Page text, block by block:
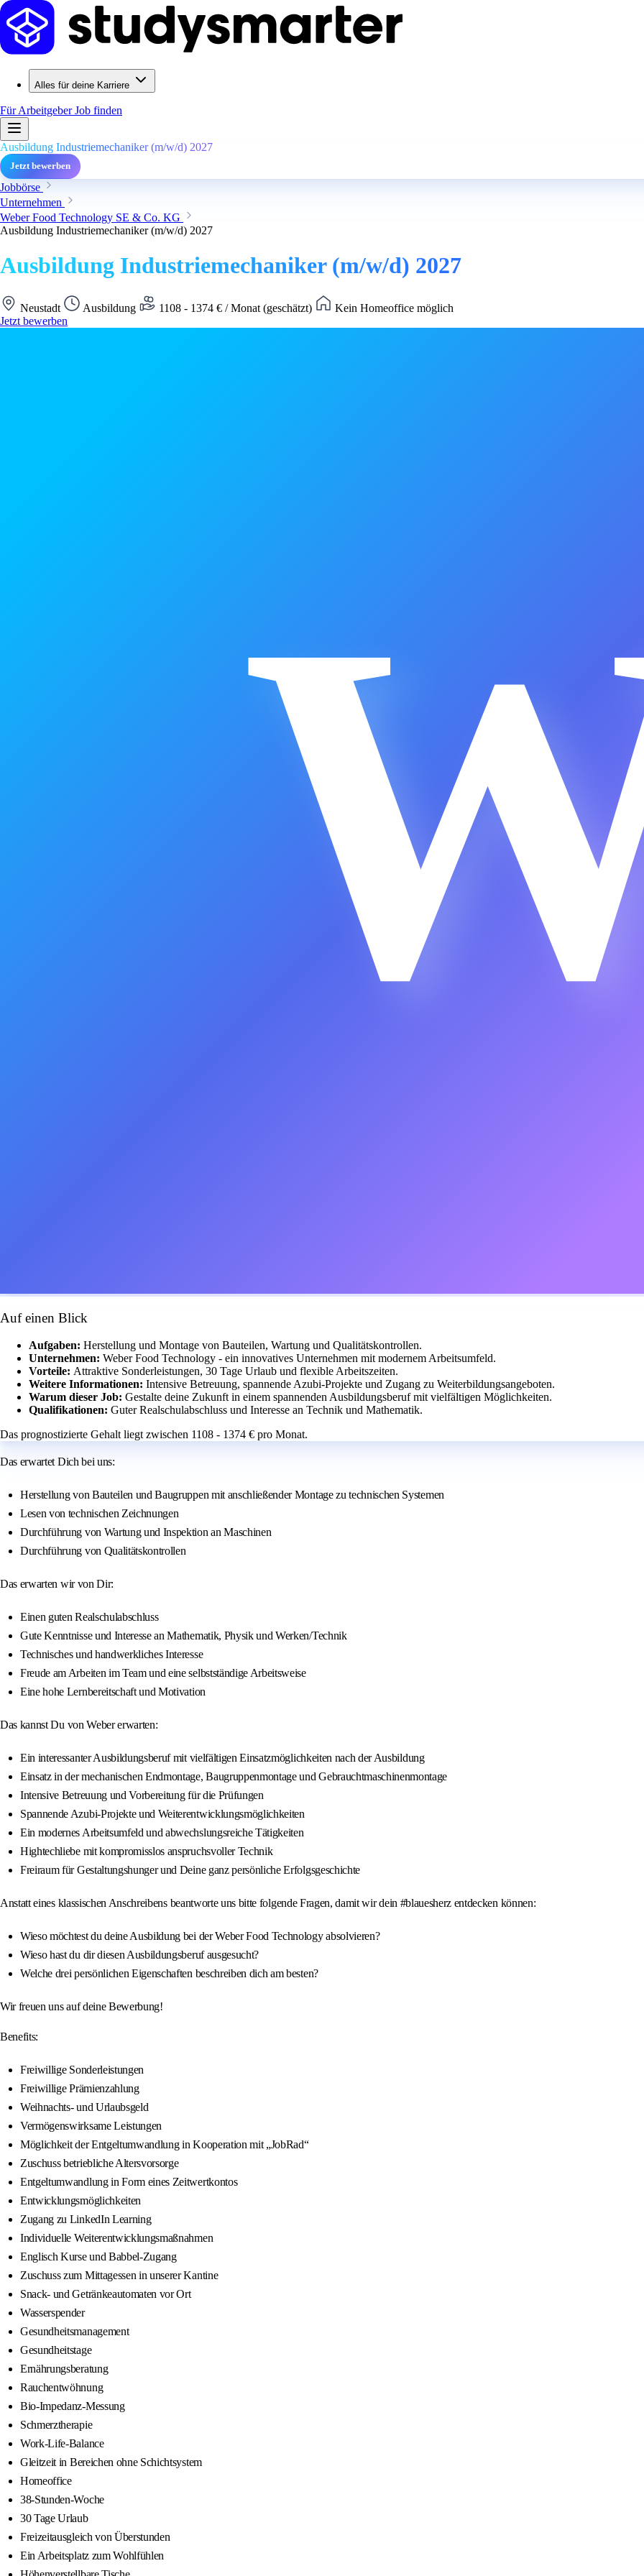
Alles für deine Karriere
Für ArbeitgeberJob finden
Ausbildung Industriemechaniker (m/w/d) 2027
Jetzt bewerben
Jobbörse
Unternehmen
Weber Food Technology SE & Co. KG
Ausbildung Industriemechaniker (m/w/d) 2027
Ausbildung Industriemechaniker (m/w/d) 2027
Neustadt Ausbildung 1108 - 1374 € / Monat (geschätzt)
Kein Homeoffice möglich
Jetzt bewerben
Auf einen Blick
Aufgaben: Herstellung und Montage von Bauteilen, Wartung und Qualitätskontrollen.
Unternehmen: Weber Food Technology - ein innovatives Unternehmen mit modernem Arbeitsumfeld.
Vorteile: Attraktive Sonderleistungen, 30 Tage Urlaub und flexible Arbeitszeiten.
Weitere Informationen: Intensive Betreuung, spannende Azubi-Projekte und Zugang zu Weiterbildungsangeboten.
Warum dieser Job: Gestalte deine Zukunft in einem spannenden Ausbildungsberuf mit vielfältigen Möglichkeiten.
Qualifikationen: Guter Realschulabschluss und Interesse an Technik und Mathematik.
Das prognostizierte Gehalt liegt zwischen 1108 - 1374 € pro Monat.
Das erwartet Dich bei uns:
Herstellung von Bauteilen und Baugruppen mit anschließender Montage zu technischen Systemen
Lesen von technischen Zeichnungen
Durchführung von Wartung und Inspektion an Maschinen
Durchführung von Qualitätskontrollen
Das erwarten wir von Dir:
Einen guten Realschulabschluss
Gute Kenntnisse und Interesse an Mathematik, Physik und Werken/Technik
Technisches und handwerkliches Interesse
Freude am Arbeiten im Team und eine selbstständige Arbeitsweise
Eine hohe Lernbereitschaft und Motivation
Das kannst Du von Weber erwarten:
Ein interessanter Ausbildungsberuf mit vielfältigen Einsatzmöglichkeiten nach der Ausbildung
Einsatz in der mechanischen Endmontage, Baugruppenmontage und Gebrauchtmaschinenmontage
Intensive Betreuung und Vorbereitung für die Prüfungen
Spannende Azubi-Projekte und Weiterentwicklungsmöglichkeiten
Ein modernes Arbeitsumfeld und abwechslungsreiche Tätigkeiten
Hightechliebe mit kompromisslos anspruchsvoller Technik
Freiraum für Gestaltungshunger und Deine ganz persönliche Erfolgsgeschichte
Anstatt eines klassischen Anschreibens beantworte uns bitte folgende Fragen, damit wir dein #blauesherz entdecken können:
Wieso möchtest du deine Ausbildung bei der Weber Food Technology absolvieren?
Wieso hast du dir diesen Ausbildungsberuf ausgesucht?
Welche drei persönlichen Eigenschaften beschreiben dich am besten?
Wir freuen uns auf deine Bewerbung!
Benefits:
Freiwillige Sonderleistungen
Freiwillige Prämienzahlung
Weihnachts- und Urlaubsgeld
Vermögenswirksame Leistungen
Möglichkeit der Entgeltumwandlung in Kooperation mit „JobRad“
Zuschuss betriebliche Altersvorsorge
Entgeltumwandlung in Form eines Zeitwertkontos
Entwicklungsmöglichkeiten
Zugang zu LinkedIn Learning
Individuelle Weiterentwicklungsmaßnahmen
Englisch Kurse und Babbel-Zugang
Zuschuss zum Mittagessen in unserer Kantine
Snack- und Getränkeautomaten vor Ort
Wasserspender
Gesundheitsmanagement
Gesundheitstage
Ernährungsberatung
Rauchentwöhnung
Bio-Impedanz-Messung
Schmerztherapie
Work-Life-Balance
Gleitzeit in Bereichen ohne Schichtsystem
Homeoffice
38-Stunden-Woche
30 Tage Urlaub
Freizeitausgleich von Überstunden
Ein Arbeitsplatz zum Wohlfühlen